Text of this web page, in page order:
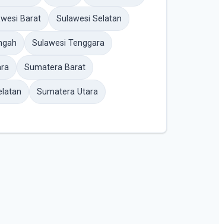
Barat Sulawesi Selatan
Sulawesi Tenggara
Sumatera Barat
Sumatera Utara